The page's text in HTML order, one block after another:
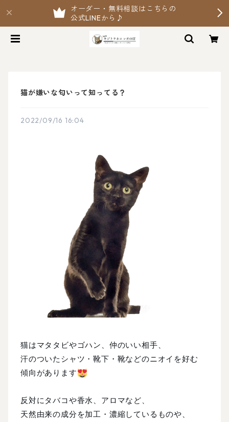
オーダー・無料相談はこちらの
公式LINEから♪
猫が嫌いな匂いって知ってる？
2022/09/16 16:04
猫はマタタビやゴハン、仲のいい相手、
汗のついたシャツ・靴下・靴などのニオイを好む
傾向があります
反対にタバコや香水、アロマなど、
天然由来の成分を加工・濃縮しているものや、